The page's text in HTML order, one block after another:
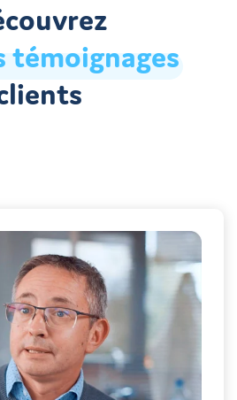
témoignages